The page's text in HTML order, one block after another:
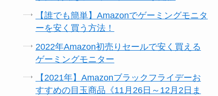
【誰でも簡単】Amazonでゲーミングモニタ
ーを安く買う方法！
2022年Amazon初売りセールで安く買える
ゲーミングモニター
【2021年】Amazonブラックフライデーお
すすめの目玉商品《11月26日～12月2日ま